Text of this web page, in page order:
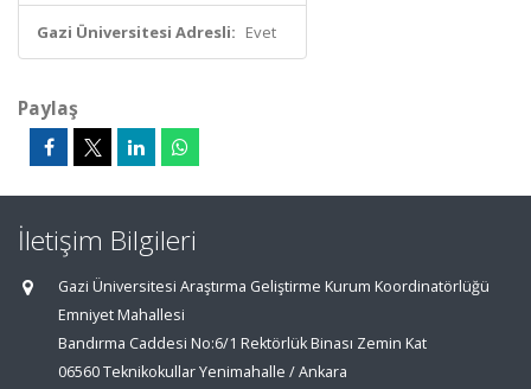
Gazi Üniversitesi Adresli: Evet
Paylaş
İletişim Bilgileri
Gazi Üniversitesi Araştırma Geliştirme Kurum Koordinatörlüğü
Emniyet Mahallesi
Bandırma Caddesi No:6/1 Rektörlük Binası Zemin Kat
06560 Teknikokullar Yenimahalle / Ankara